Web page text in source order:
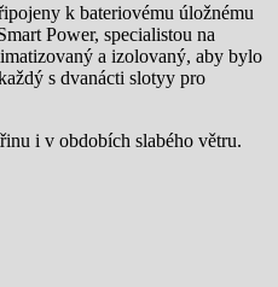
k bateriovému úložnému
Power, specialistou na
a izolovaný, aby bylo
s dvanácti slotyy pro
i v obdobích slabého větru.